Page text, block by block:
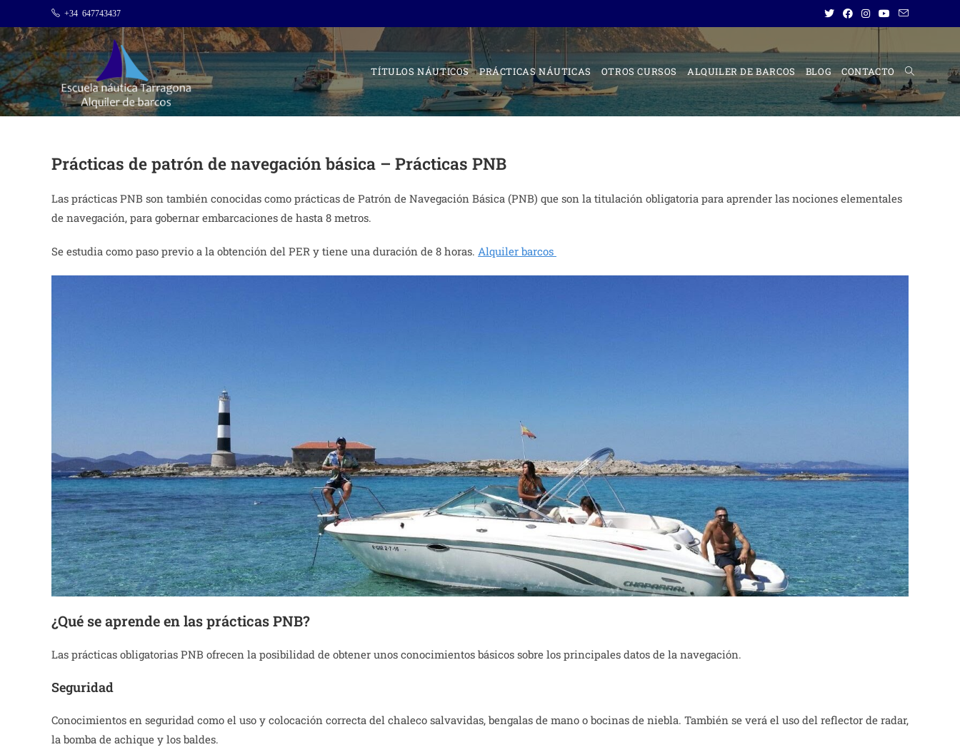
al
contenido
+34 647743437
TÍTULOS NÁUTICOS PRÁCTICAS NÁUTICAS OTROS CURSOS ALQUILER DE BARCOS BLOG CONTACTO ALTERNAR
Prácticas de patrón de navegación básica – Prácticas PNB
Las prácticas PNB son también conocidas como prácticas de Patrón de Navegación Básica (PNB) que son la titulación obligatoria para aprender las nociones elementales
de navegación, para gobernar embarcaciones de hasta 8 metros.
Se estudia como paso previo a la obtención del PER y tiene una duración de 8 horas. Alquiler barcos
¿Qué se aprende en las prácticas PNB?
Las prácticas obligatorias PNB ofrecen la posibilidad de obtener unos conocimientos básicos sobre los principales datos de la navegación.
Seguridad
Conocimientos en seguridad como el uso y colocación correcta del chaleco salvavidas, bengalas de mano o bocinas de niebla. También se verá el uso del reflector de radar,
la bomba de achique y los baldes.